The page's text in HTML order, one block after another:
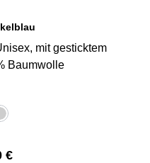
mit gesticktem
Baumwolle
melange
Preis:
€